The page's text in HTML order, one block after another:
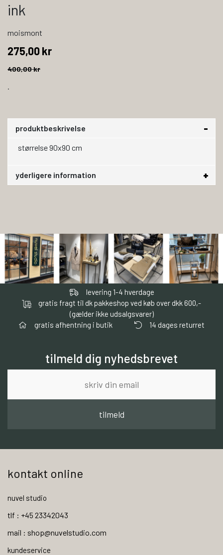
ink
moismont
275,00 kr
400,00 kr
.
produktbeskrivelse
størrelse 90x90 cm
yderligere information
levering 1-4 hverdage
gratis fragt til dk pakkeshop ved køb over dkk 600,-
(gælder ikke udsalgsvarer)
gratis afhentning i butik
14 dages returret
tilmeld dig nyhedsbrevet
tilmeld
kontakt online
nuvel studio
tlf : +45 23342043
mail : shop@nuvelstudio.com
kundeservice